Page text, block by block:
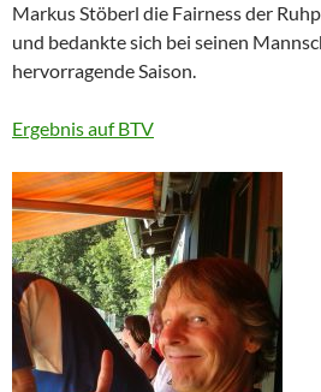
Markus Stöberl die Fairness der
und bedankte sich bei seinen
hervorragende Saison.
Ergebnis auf BTV